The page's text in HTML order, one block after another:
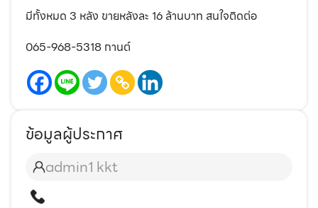
มีทั้งหมด 3 หลัง ขายหลังละ 16 ล้านบาท สนใจติดต่อ
065-968-5318 กานต์
ข้อมูลผู้ประกาศ
admin1 kkt